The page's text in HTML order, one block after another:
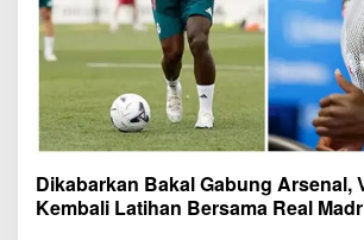
Dikabarkan Bakal Gabung Arsenal,
Kembali Latihan Bersama Real